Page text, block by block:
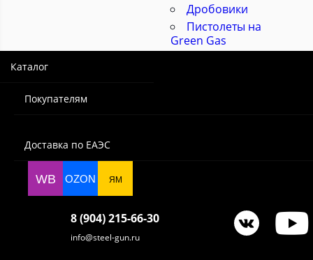
Дробовики
Пистолеты на
Green Gas
Каталог
Покупателям
Доставка по ЕАЭС
WB OZON ЯМ
8 (904) 215-66-30
info@steel-gun.ru